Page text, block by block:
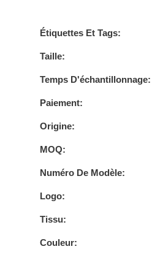
Étiquettes Et Tags:
Taille:
Temps D'échantillonnage:
Paiement:
Origine:
MOQ:
Numéro De Modèle:
Logo:
Tissu:
Couleur: